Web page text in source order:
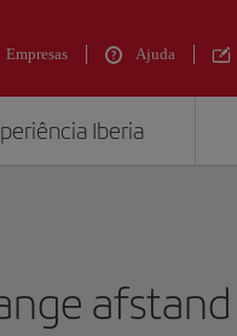
Empresas Ajuda
Iberia
afstand